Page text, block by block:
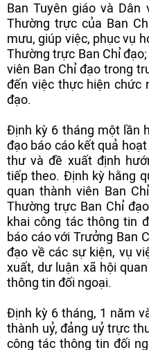
Ban Tuyên giáo và Dân
Thường trực của Ban
mưu, giúp việc, phục vụ
Thường trực Ban Chỉ
viên Ban Chỉ đạo trong
đến việc thực hiện chức
đạo.
Định kỳ 6 tháng một lần
đạo báo cáo kết quả
thư và đề xuất định
tiếp theo. Định kỳ hằng
quan thành viên Ban
Thường trực Ban Chỉ
khai công tác thông tin
báo cáo với Trưởng Ban
đạo về các sự kiện, vụ
xuất, dư luận xã hội
thông tin đối ngoại.
Định kỳ 6 tháng, 1 năm
thành uỷ, đảng uỷ trực
công tác thông tin đối